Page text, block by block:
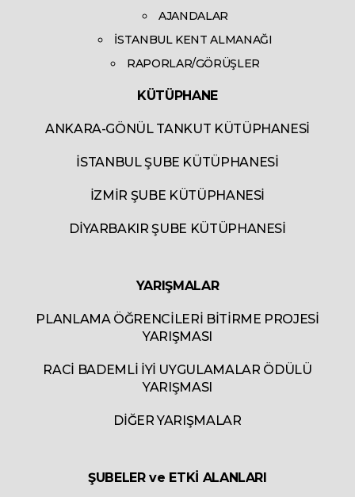
AJANDALAR
İSTANBUL KENT ALMANAĞI
RAPORLAR/GÖRÜŞLER
KÜTÜPHANE
ANKARA-GÖNÜL TANKUT KÜTÜPHANESİ
İSTANBUL ŞUBE KÜTÜPHANESİ
İZMİR ŞUBE KÜTÜPHANESİ
DİYARBAKIR ŞUBE KÜTÜPHANESİ
YARIŞMALAR
PLANLAMA ÖĞRENCİLERİ BİTİRME PROJESİ
YARIŞMASI
RACİ BADEMLİ İYİ UYGULAMALAR ÖDÜLÜ
YARIŞMASI
DİĞER YARIŞMALAR
ŞUBELER ve ETKİ ALANLARI